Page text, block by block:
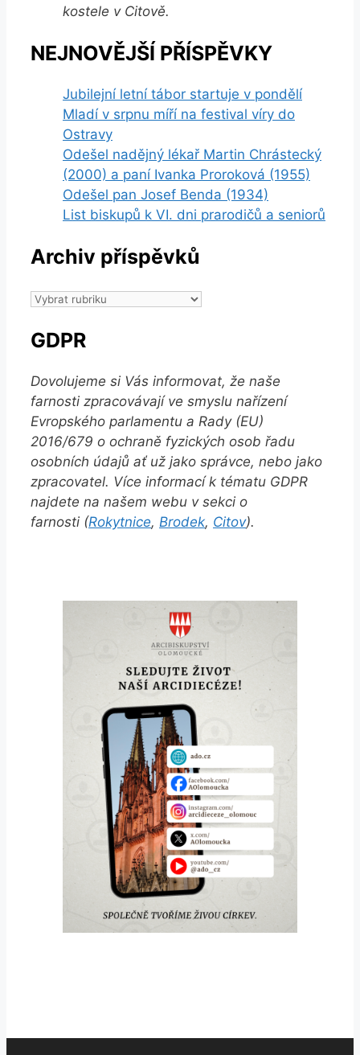
kostele v Citově.
NEJNOVĚJŠÍ PŘÍSPĚVKY
Jubilejní letní tábor startuje v pondělí
Mladí v srpnu míří na festival víry do
Ostravy
Odešel nadějný lékař Martin Chrástecký
(2000) a paní Ivanka Proroková (1955)
Odešel pan Josef Benda (1934)
List biskupů k VI. dni prarodičů a seniorů
Archiv příspěvků
Archiv
GDPR
Dovolujeme si Vás informovat, že naše
farnosti zpracovávají ve smyslu nařízení
Evropského parlamentu a Rady (EU)
2016/679 o ochraně fyzických osob řadu
osobních údajů ať už jako správce, nebo jako
zpracovatel. Více informací k tématu GDPR
najdete na našem webu v sekci o
farnosti (Rokytnice, Brodek, Citov).